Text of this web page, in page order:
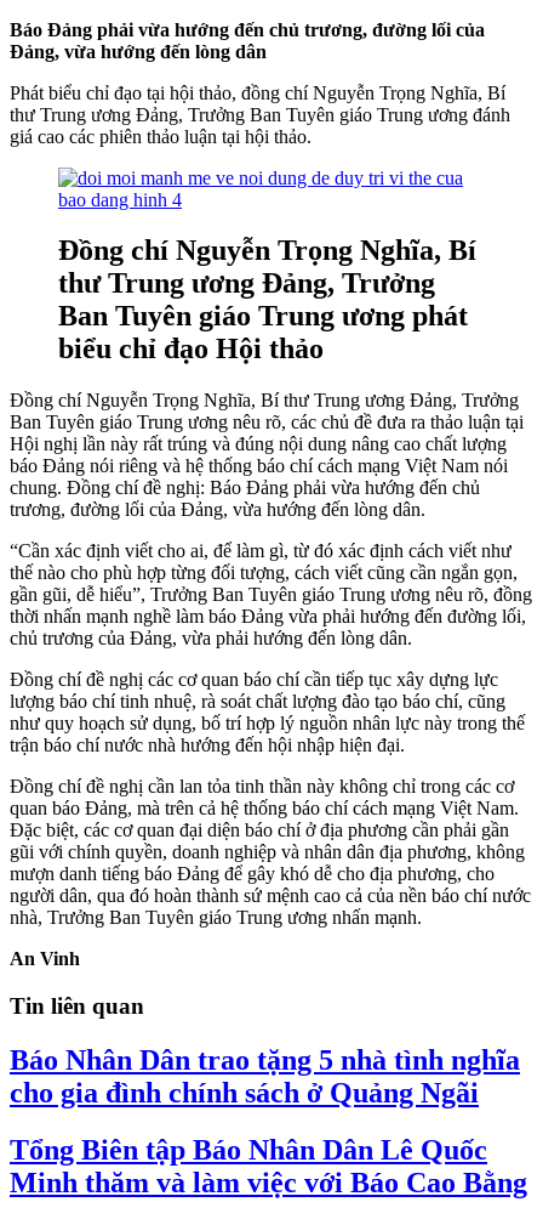
Báo Đảng phải vừa hướng đến chủ trương, đường lối của
Đảng, vừa hướng đến lòng dân
Phát biểu chỉ đạo tại hội thảo, đồng chí Nguyễn Trọng Nghĩa, Bí
thư Trung ương Đảng, Trưởng Ban Tuyên giáo Trung ương đánh
giá cao các phiên thảo luận tại hội thảo.
Đồng chí Nguyễn Trọng Nghĩa, Bí
thư Trung ương Đảng, Trưởng
Ban Tuyên giáo Trung ương phát
biểu chỉ đạo Hội thảo
Đồng chí Nguyễn Trọng Nghĩa, Bí thư Trung ương Đảng, Trưởng
Ban Tuyên giáo Trung ương nêu rõ, các chủ đề đưa ra thảo luận tại
Hội nghị lần này rất trúng và đúng nội dung nâng cao chất lượng
báo Đảng nói riêng và hệ thống báo chí cách mạng Việt Nam nói
chung. Đồng chí đề nghị: Báo Đảng phải vừa hướng đến chủ
trương, đường lối của Đảng, vừa hướng đến lòng dân.
“Cần xác định viết cho ai, để làm gì, từ đó xác định cách viết như
thế nào cho phù hợp từng đối tượng, cách viết cũng cần ngắn gọn,
gần gũi, dễ hiểu”, Trưởng Ban Tuyên giáo Trung ương nêu rõ, đồng
thời nhấn mạnh nghề làm báo Đảng vừa phải hướng đến đường lối,
chủ trương của Đảng, vừa phải hướng đến lòng dân.
Đồng chí đề nghị các cơ quan báo chí cần tiếp tục xây dựng lực
lượng báo chí tinh nhuệ, rà soát chất lượng đào tạo báo chí, cũng
như quy hoạch sử dụng, bố trí hợp lý nguồn nhân lực này trong thế
trận báo chí nước nhà hướng đến hội nhập hiện đại.
Đồng chí đề nghị cần lan tỏa tinh thần này không chỉ trong các cơ
quan báo Đảng, mà trên cả hệ thống báo chí cách mạng Việt Nam.
Đặc biệt, các cơ quan đại diện báo chí ở địa phương cần phải gần
gũi với chính quyền, doanh nghiệp và nhân dân địa phương, không
mượn danh tiếng báo Đảng để gây khó dễ cho địa phương, cho
người dân, qua đó hoàn thành sứ mệnh cao cả của nền báo chí nước
nhà, Trưởng Ban Tuyên giáo Trung ương nhấn mạnh.
An Vinh
Tin liên quan
Báo Nhân Dân trao tặng 5 nhà tình nghĩa
cho gia đình chính sách ở Quảng Ngãi
Tổng Biên tập Báo Nhân Dân Lê Quốc
Minh thăm và làm việc với Báo Cao Bằng